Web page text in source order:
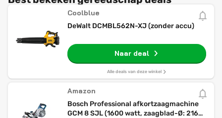
Coolblue
DeWalt DCMBL562N-XJ (zonder accu)
Naar deal
Alle deals van deze winkel
Amazon
Bosch Professional afkortzaagmachine
GCM 8 SJL (1600 watt, zaagblad-Ø: 216